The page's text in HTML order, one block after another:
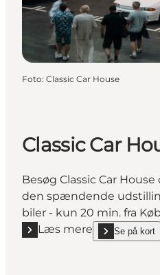
Foto: Classic Car House
Classic Car
Besøg Classic Car
den spændende
biler - kun 20 min. fra
Læs mere
Læs mere "Classic CarSe på kort
show Classic